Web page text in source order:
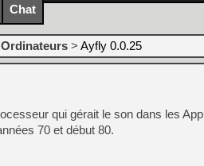
[GK] Agenda - GeForce
[GK] Devolver Digital en a
[LS] [PS5] ps5-y2jb-
[GK] Pourquoi Marvel
[GK] Test : Restory : Chill
[GK] GTA 6 : Rockstar
[GK] Hot Wheels Infinite
[GK] Mémoire cash -
[GK] Résultats Nintendo :
Chat
> Ayfly 0.0.25
qui gérait le son dans les
70 et début 80.